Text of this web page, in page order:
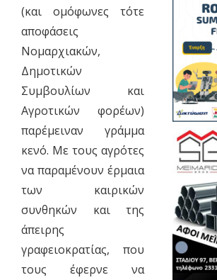
(και ομόφωνες τότε
αποφάσεις
Νομαρχιακών,
Δημοτικών
Συμβουλίων και
Αγροτικών φορέων)
παρέμειναν γράμμα
κενό. Με τους αγρότες
να παραμένουν έρμαια
των καιρικών
συνθηκών και της
άπειρης
γραφειοκρατίας, που
τους έφερνε να